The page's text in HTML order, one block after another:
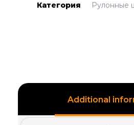
Категория Рулонные
Additional